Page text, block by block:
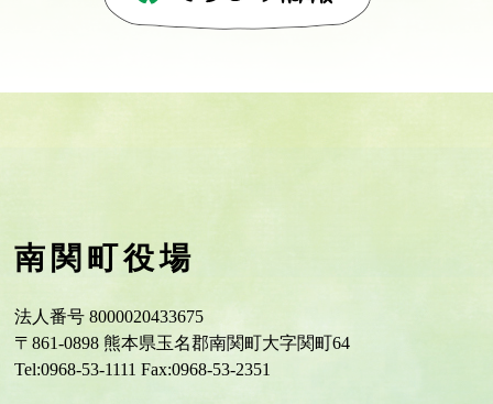
南関町役場
法人番号 8000020433675
〒861-0898 熊本県玉名郡南関町大字関町64
Tel:0968-53-1111 Fax:0968-53-2351